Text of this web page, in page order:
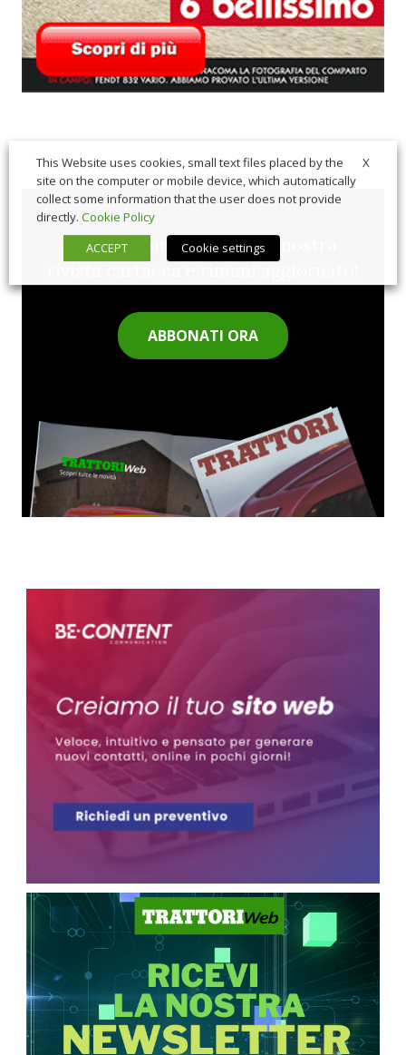
Sfoglia comodamente la nostra
rivista cartacea e rimani aggiornato!
ABBONATI ORA
X
This Website uses cookies, small text files placed by the
site on the computer or mobile device, which automatically
collect some information that the user does not provide
directly. Cookie Policy
ACCEPT
Cookie settings